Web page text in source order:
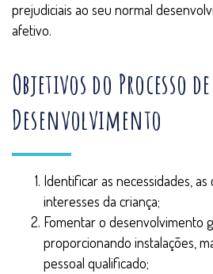
prejudiciais ao seu normal
afetivo.
Objetivos do Processo de
Desenvolvimento
Identificar as necessidades, as
interesses da criança;
Fomentar o desenvolvimento
proporcionando instalações,
pessoal qualificado;